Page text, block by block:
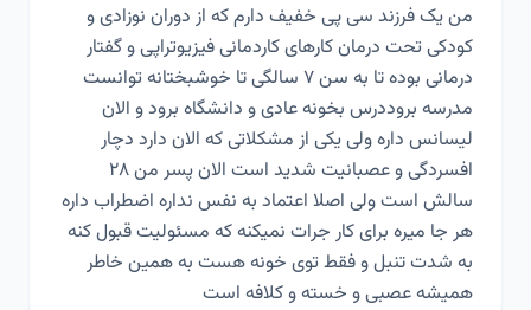
من یک فرزند سی پی خفیف دارم که از دوران نوزادی و
کودکی تحت درمان کارهای کاردمانی فیزیوتراپی و گفتار
درمانی بوده تا به سن ۷ سالگی تا خوشبختانه توانست
مدرسه بروددرس بخونه عادی و دانشگاه برود و الان
لیسانس داره ولی یکی از مشکلاتی که الان دارد دچار
افسردگی و عصبانیت شدید است الان پسر من ۲۸
سالش است ولی اصلا اعتماد به نفس نداره اضطراب داره
هر جا میره برای کار جرات نمیکنه که مسئولیت قبول کنه
به شدت تنبل و فقط توی خونه هست به همین خاطر
همیشه عصبی و خسته و کلافه است